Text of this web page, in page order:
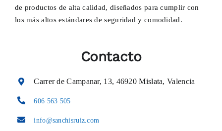
de productos de alta calidad, diseñados para cumplir con
los más altos estándares de seguridad y comodidad.
Contacto
Carrer de Campanar, 13, 46920 Mislata, Valencia
606 563 505
info@sanchisruiz.com